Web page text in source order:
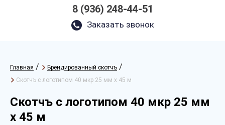
8 (936) 248-44-51
Заказать звонок
Главная / Брендированный скотчъ /
Скотчъ с логотипом 40 мкр 25 мм х 45 м
Скотчъ с логотипом 40 мкр 25 мм
х 45 м